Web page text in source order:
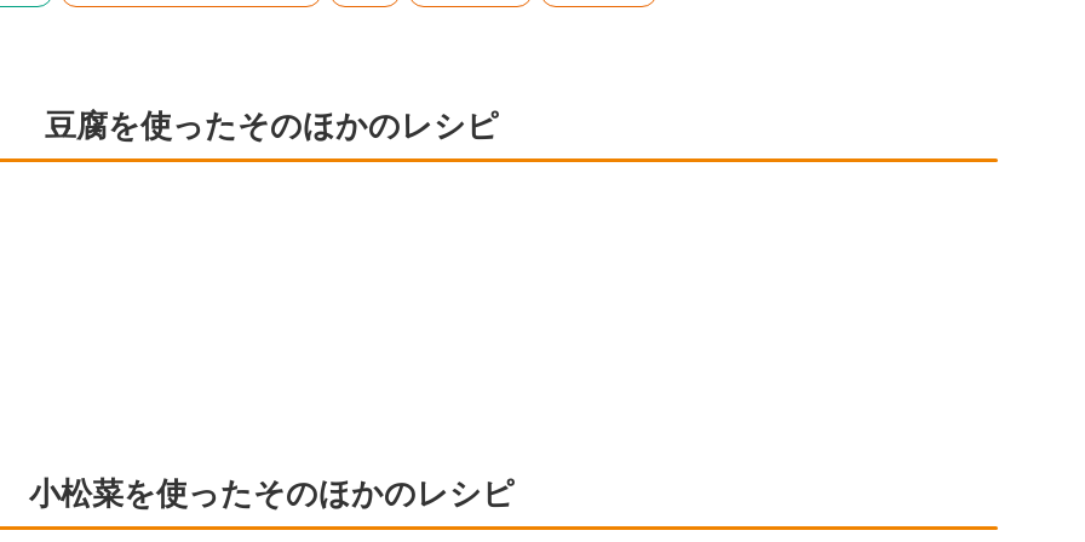
豆腐を使ったそのほかのレシピ
小松菜を使ったそのほかのレシピ